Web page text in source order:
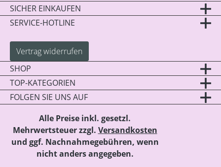
SICHER EINKAUFEN
SERVICE-HOTLINE
Vertrag widerrufen
SHOP
TOP-KATEGORIEN
FOLGEN SIE UNS AUF
Alle Preise inkl. gesetzl.
Mehrwertsteuer zzgl. Versandkosten
und ggf. Nachnahmegebühren, wenn
nicht anders angegeben.